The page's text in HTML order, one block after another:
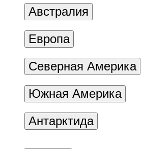
Австралия
Европа
Северная Америка
Южная Америка
Антарктида